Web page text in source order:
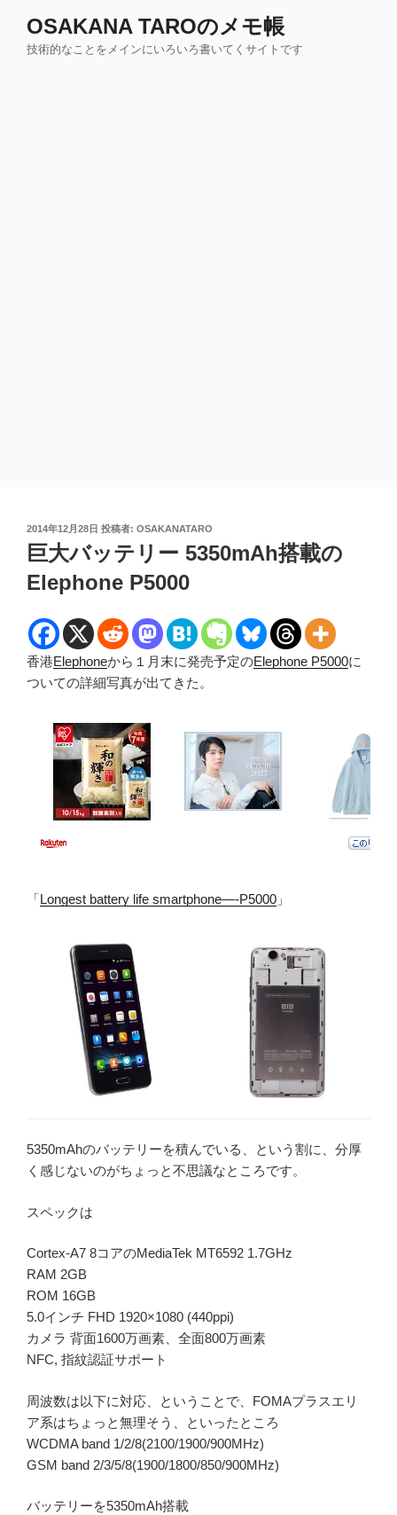
OSAKANA TAROのメモ帳
技術的なことをメインにいろいろ書いてくサイトです
投
稿
日:
2014年12月28日 投稿者: OSAKANATARO
巨大バッテリー 5350mAh搭載の
Elephone P5000
香港Elephoneから１月末に発売予定のElephone P5000に
ついての詳細写真が出てきた。
「Longest battery life smartphone—-P5000 」
5350mAhのバッテリーを積んでいる、という割に、分厚
く感じないのがちょっと不思議なところです。
スペックは
Cortex-A7 8コアのMediaTek MT6592 1.7GHz
RAM 2GB
ROM 16GB
5.0インチ FHD 1920×1080 (440ppi)
カメラ 背面1600万画素、全面800万画素
NFC, 指紋認証サポート
周波数は以下に対応、ということで、FOMAプラスエリ
ア系はちょっと無理そう、といったところ
WCDMA band 1/2/8(2100/1900/900MHz)
GSM band 2/3/5/8(1900/1800/850/900MHz)
バッテリーを5350mAh搭載